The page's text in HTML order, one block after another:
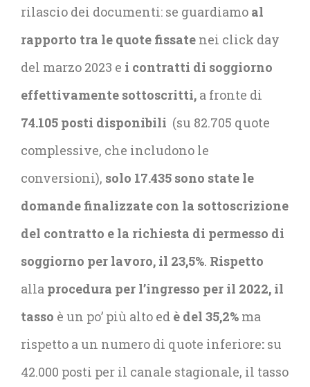
rilascio dei documenti: se guardiamo al
rapporto tra le quote fissate nei click day
del marzo 2023 e i contratti di soggiorno
effettivamente sottoscritti, a fronte di
74.105 posti disponibili (su 82.705 quote
complessive, che includono le
conversioni), solo 17.435 sono state le
domande finalizzate con la sottoscrizione
del contratto e la richiesta di permesso di
soggiorno per lavoro, il 23,5%. Rispetto
alla procedura per l’ingresso per il 2022, il
tasso è un po’ più alto ed è del 35,2% ma
rispetto a un numero di quote inferiore: su
42.000 posti per il canale stagionale, il tasso